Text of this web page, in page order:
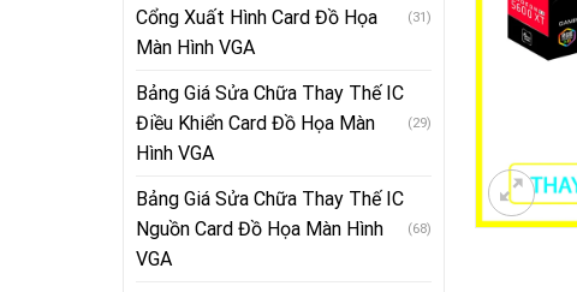
Cổng Xuất Hình Card Đồ Họa
Màn Hình VGA
(31)
Bảng Giá Sửa Chữa Thay Thế IC
Điều Khiển Card Đồ Họa Màn
Hình VGA
(29)
Bảng Giá Sửa Chữa Thay Thế IC
Nguồn Card Đồ Họa Màn Hình
VGA
(68)